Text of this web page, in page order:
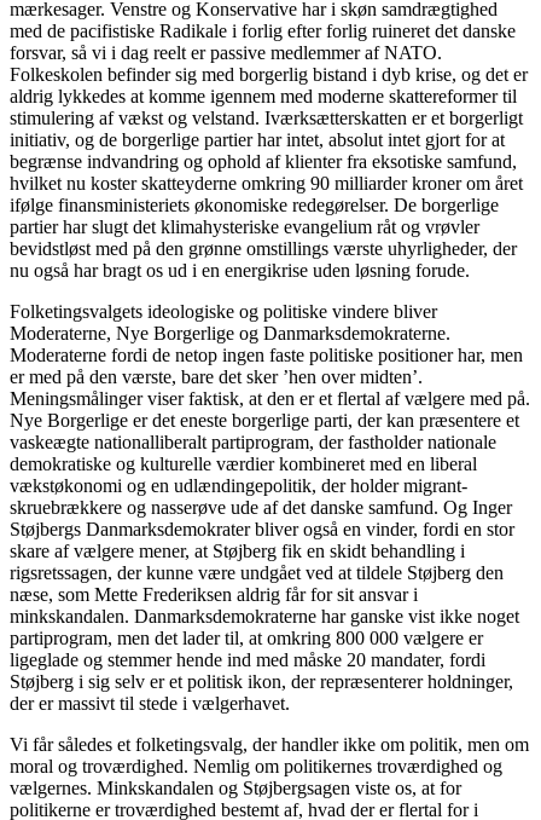
mærkesager. Venstre og Konservative har i skøn samdrægtighed
med de pacifistiske Radikale i forlig efter forlig ruineret det danske
forsvar, så vi i dag reelt er passive medlemmer af NATO.
Folkeskolen befinder sig med borgerlig bistand i dyb krise, og det er
aldrig lykkedes at komme igennem med moderne skattereformer til
stimulering af vækst og velstand. Iværksætterskatten er et borgerligt
initiativ, og de borgerlige partier har intet, absolut intet gjort for at
begrænse indvandring og ophold af klienter fra eksotiske samfund,
hvilket nu koster skatteyderne omkring 90 milliarder kroner om året
ifølge finansministeriets økonomiske redegørelser. De borgerlige
partier har slugt det klimahysteriske evangelium råt og vrøvler
bevidstløst med på den grønne omstillings værste uhyrligheder, der
nu også har bragt os ud i en energikrise uden løsning forude.
Folketingsvalgets ideologiske og politiske vindere bliver
Moderaterne, Nye Borgerlige og Danmarksdemokraterne.
Moderaterne fordi de netop ingen faste politiske positioner har, men
er med på den værste, bare det sker ’hen over midten’.
Meningsmålinger viser faktisk, at den er et flertal af vælgere med på.
Nye Borgerlige er det eneste borgerlige parti, der kan præsentere et
vaskeægte nationalliberalt partiprogram, der fastholder nationale
demokratiske og kulturelle værdier kombineret med en liberal
vækstøkonomi og en udlændingepolitik, der holder migrant-
skruebrækkere og nasserøve ude af det danske samfund. Og Inger
Støjbergs Danmarksdemokrater bliver også en vinder, fordi en stor
skare af vælgere mener, at Støjberg fik en skidt behandling i
rigsretssagen, der kunne være undgået ved at tildele Støjberg den
næse, som Mette Frederiksen aldrig får for sit ansvar i
minkskandalen. Danmarksdemokraterne har ganske vist ikke noget
partiprogram, men det lader til, at omkring 800 000 vælgere er
ligeglade og stemmer hende ind med måske 20 mandater, fordi
Støjberg i sig selv er et politisk ikon, der repræsenterer holdninger,
der er massivt til stede i vælgerhavet.
Vi får således et folketingsvalg, der handler ikke om politik, men om
moral og troværdighed. Nemlig om politikernes troværdighed og
vælgernes. Minkskandalen og Støjbergsagen viste os, at for
politikerne er troværdighed bestemt af, hvad der er flertal for i